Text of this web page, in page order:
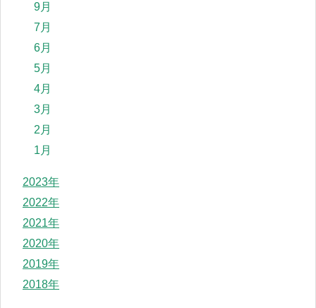
9月
7月
6月
5月
4月
3月
2月
1月
2023年
2022年
2021年
2020年
2019年
2018年